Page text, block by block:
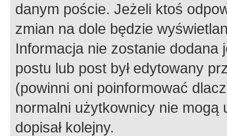
danym poście. Jeżeli ktoś
zmian na dole będzie
Informacja nie zostanie dodana
postu lub post był edytowany
(powinni oni poinformować
normalni użytkownicy nie
dopisał kolejny.